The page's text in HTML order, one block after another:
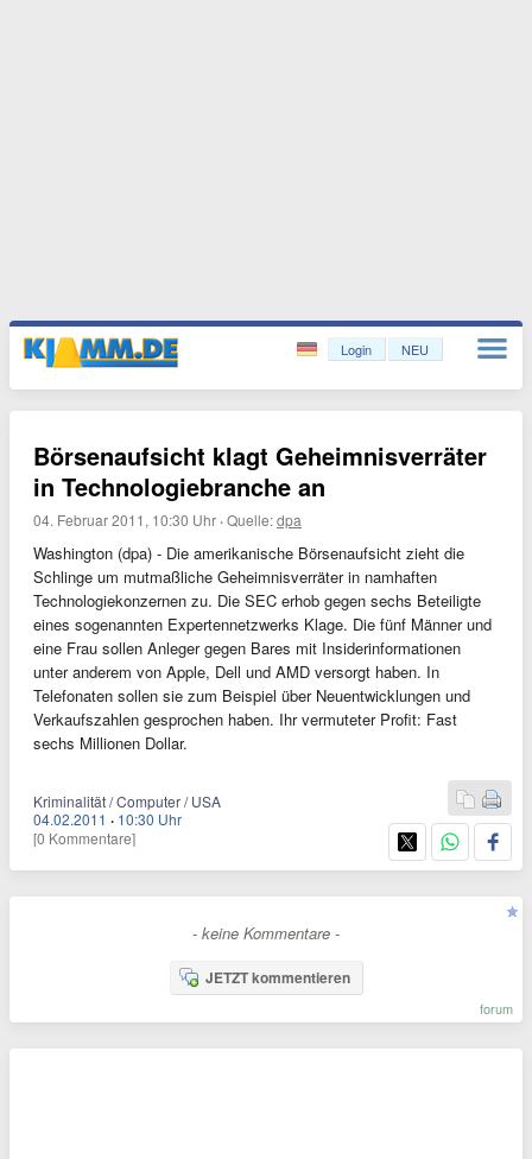
Login NEU
Börsenaufsicht klagt Geheimnisverräter
in Technologiebranche an
04. Februar 2011, 10:30 Uhr ·Quelle:dpa
Washington (dpa) - Die amerikanische Börsenaufsicht zieht die
Schlinge um mutmaßliche Geheimnisverräter in namhaften
Technologiekonzernen zu. Die SEC erhob gegen sechs Beteiligte
eines sogenannten Expertennetzwerks Klage. Die fünf Männer und
eine Frau sollen Anleger gegen Bares mit Insiderinformationen
unter anderem von Apple, Dell und AMD versorgt haben. In
Telefonaten sollen sie zum Beispiel über Neuentwicklungen und
Verkaufszahlen gesprochen haben. Ihr vermuteter Profit: Fast
sechs Millionen Dollar.
Kriminalität / Computer / USA
04.02.2011 · 10:30 Uhr
[0 Kommentare]
- keine Kommentare -
JETZT kommentieren
forum